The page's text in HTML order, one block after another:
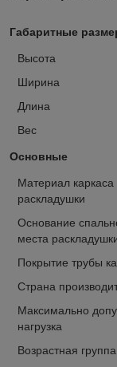
Габаритные
Высота
Ширина
Длина
Вес
Основные
Материал каркаса
раскладушки
Основание
места
Покрытие трубы
Страна
Максимально
нагрузка
Возрастная группа